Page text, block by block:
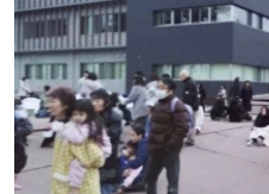
និង​
ចូល​
ទៅ​
ទំព័រ​
រចនា
សម្ព័ន្ធ​
រំលង​
ទូរទស្សន៍ / វីដេអូ​
វិទ្យុ / ផតខាសថ៍
កម្មវិធីទាំងអស់
Khmer English